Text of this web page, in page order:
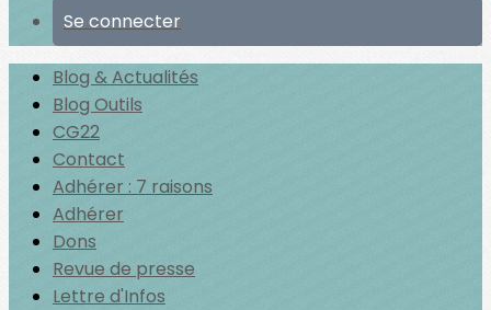
Se connecter
Blog & Actualités
Blog Outils
CG22
Contact
Adhérer : 7 raisons
Adhérer
Dons
Revue de presse
Lettre d'Infos